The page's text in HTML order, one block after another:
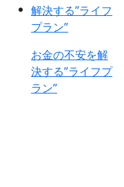
お金の不安を解
決する”ライフプ
ラン”